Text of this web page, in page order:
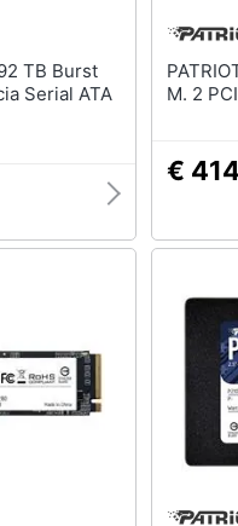
Serial ATA
PATRIOT - VP4000
M. 2
€